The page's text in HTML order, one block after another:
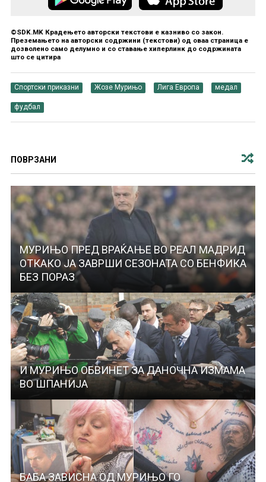
©SDK.MK Крадењето авторски текстови е казниво со закон.
Преземањето на авторски содржини (текстови) од оваа страница е
дозволено само делумно и со ставање хиперлинк до содржината
што се цитира
Спортски приказни Жозе Мурињо Лига Европа медал
фудбал
ПОВРЗАНИ
МУРИЊО ПРЕД ВРАЌАЊЕ ВО РЕАЛ МАДРИД
ОТКАКО ЈА ЗАВРШИ СЕЗОНАТА СО БЕНФИКА
БЕЗ ПОРАЗ
И МУРИЊО ОБВИНЕТ ЗА ДАНОЧНА ИЗМАМА
ВО ШПАНИЈА
БАБА ЗАВИСНА ОД МУРИЊО ГО